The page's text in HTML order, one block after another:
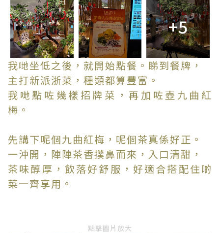
+5
我哋坐低之後，就開始點餐。睇到餐牌，
主打新派浙菜，種類都算豐富。
我哋點咗幾樣招牌菜，再加咗壺九曲紅
梅。
先講下呢個九曲紅梅，呢個茶真係好正。
一沖開，陣陣茶香撲鼻而來，入口清甜，
茶味醇厚，飲落好舒服，好適合搭配住啲
菜一齊享用。
點擊圖片放大